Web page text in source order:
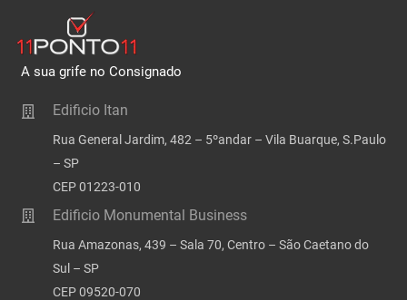
A sua grife no Consignado
Edificio Itan
Rua General Jardim, 482 – 5ºandar – Vila Buarque, S.Paulo
– SP
CEP 01223-010
Edificio Monumental Business
Rua Amazonas, 439 – Sala 70, Centro – São Caetano do
Sul – SP
CEP 09520-070